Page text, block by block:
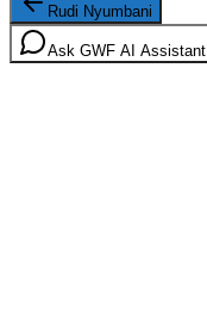
Rudi Nyumbani
Ask GWF AI Assistant